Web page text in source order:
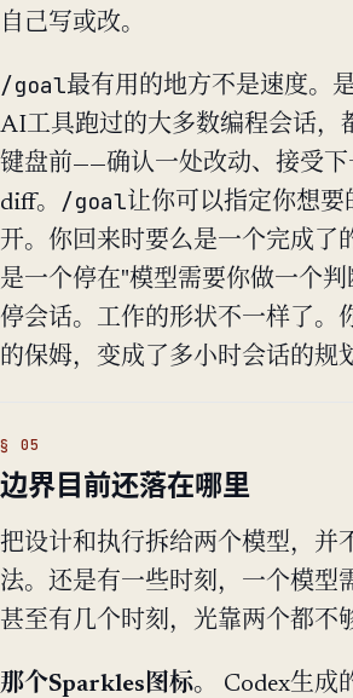
自己写或改。
/goal最有用的地方不是速度。
AI工具跑过的大多数编程会话，
键盘前——确认一处改动、接受下
diff。 /goal让你可以指定你想要
开。你回来时要么是一个完成了
是一个停在"模型需要你做一个判
停会话。工作的形状不一样了。
的保姆，变成了多小时会话的规
边界目前还落在哪里
把设计和执行拆给两个模型，并
法。还是有一些时刻，一个模型
甚至有几个时刻，光靠两个都不
那个Sparkles图标。
Codex生成